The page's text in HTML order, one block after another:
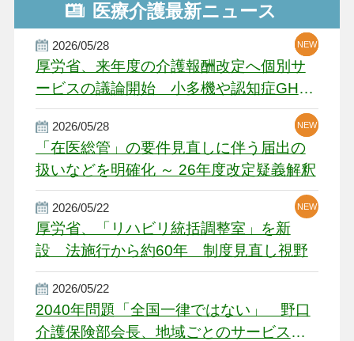
医療介護最新ニュース
2026/05/28
厚労省、来年度の介護報酬改定へ個別サ
ービスの議論開始 小多機や認知症GH、
厳しい経営環境に危機感
NEW
NEW
NEW
2026/05/28
「在医総管」の要件見直しに伴う届出の
扱いなどを明確化 ～ 26年度改定疑義解釈
NEW
NEW
2026/05/22
厚労省、「リハビリ統括調整室」を新
設 法施行から約60年 制度見直し視野
NEW
2026/05/22
2040年問題「全国一律ではない」 野口
介護保険部会長、地域ごとのサービス基